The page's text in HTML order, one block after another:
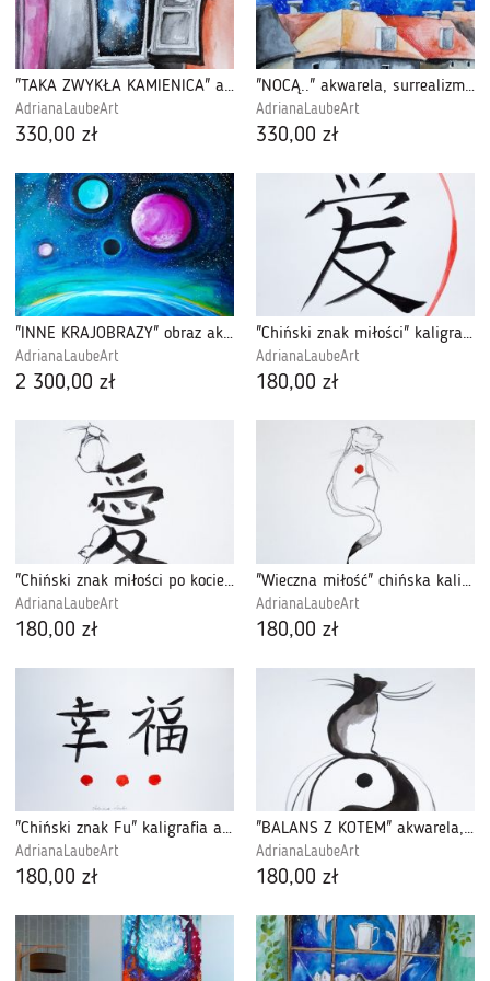
"TAKA ZWYKŁA KAMIENICA" akwarela, kosmos
AdrianaLaubeArt
330,00 zł
"NOCĄ.." akwarela, surrealizm, pejzaż miejski
AdrianaLaubeArt
330,00 zł
"INNE KRAJOBRAZY" obraz akrylowy na płótnie
AdrianaLaubeArt
2 300,00 zł
"Chiński znak miłości" kaligrafia akwarelami
AdrianaLaubeArt
180,00 zł
"Chiński znak miłości po kociemu" kaligrafia
AdrianaLaubeArt
180,00 zł
"Wieczna miłość" chińska kaligrafia, akwarela
AdrianaLaubeArt
180,00 zł
"Chiński znak Fu" kaligrafia akwarelami A2
AdrianaLaubeArt
180,00 zł
"BALANS Z KOTEM" akwarela, kaligrafia chińska
AdrianaLaubeArt
180,00 zł